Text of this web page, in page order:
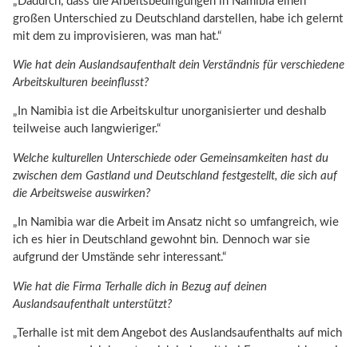
großen Unterschied zu Deutschland darstellen, habe ich gelernt
mit dem zu improvisieren, was man hat.“
Wie hat dein Auslandsaufenthalt dein Verständnis für verschiedene
Arbeitskulturen beeinflusst?
„In Namibia ist die Arbeitskultur unorganisierter und deshalb
teilweise auch langwieriger.“
Welche kulturellen Unterschiede oder Gemeinsamkeiten hast du
zwischen dem Gastland und Deutschland festgestellt, die sich auf
die Arbeitsweise auswirken?
„In Namibia war die Arbeit im Ansatz nicht so umfangreich, wie
ich es hier in Deutschland gewohnt bin. Dennoch war sie
aufgrund der Umstände sehr interessant.“
Wie hat die Firma Terhalle dich in Bezug auf deinen
Auslandsaufenthalt unterstützt?
„Terhalle ist mit dem Angebot des Auslandsaufenthalts auf mich